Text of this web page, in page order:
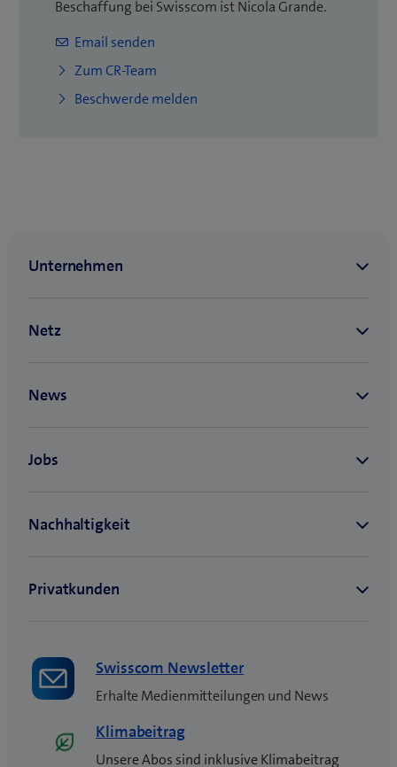
Beschaffung bei Swisscom ist Nicola Grande.
Email senden
Zum CR-Team
Beschwerde melden
Swisscom Newsletter
Erhalte Medienmitteilungen und News
Klimabeitrag
Unsere Abos sind inklusive Klimabeitrag